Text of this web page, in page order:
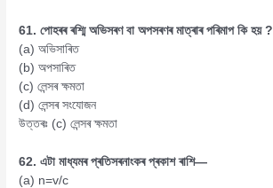
61. পোহৰৰ ৰশ্মি অভিসৰণ বা অপসৰণৰ মাত্ৰাৰ পৰিমাপ কি হয় ?
(a) অভিসাৰিত
(b) অপসাৰিত
(c) লেন্সৰ ক্ষমতা
(d) লেন্সৰ সংযোজন
উত্তৰঃ (c) লেন্সৰ ক্ষমতা
62. এটা মাধ্যমৰ প্ৰতিসৰনাংকৰ প্ৰকাশ ৰাশি—
(a) n=v/c